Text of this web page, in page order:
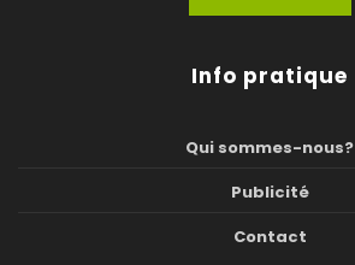
Info pratique
Qui sommes-nous?
Publicité
Contact